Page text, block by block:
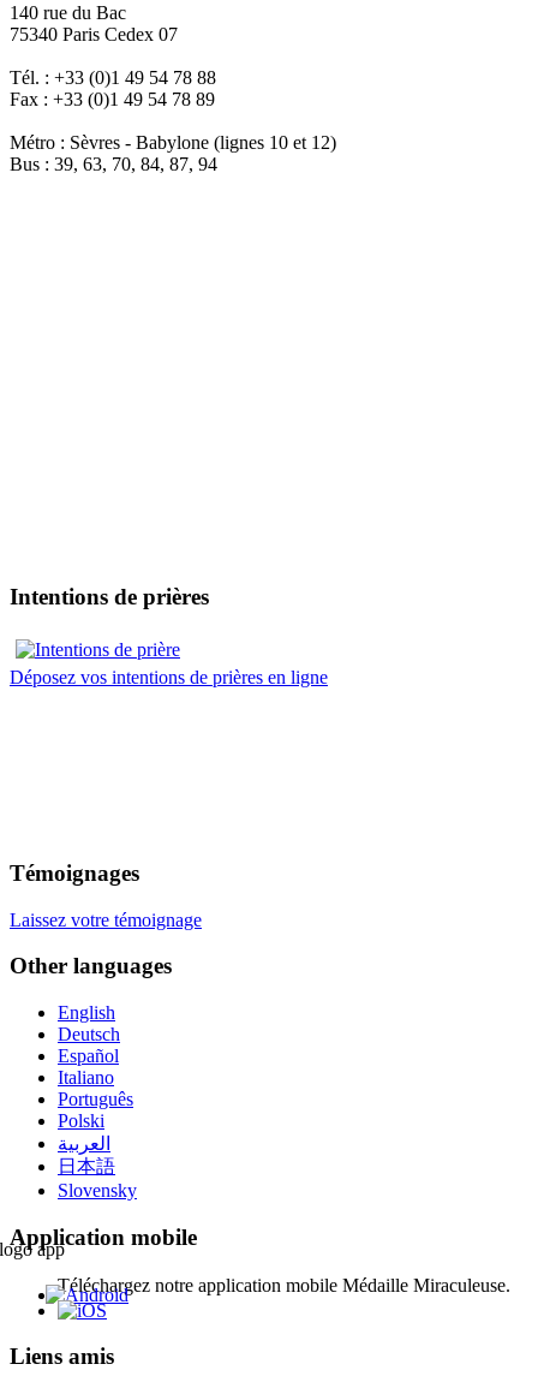
140 rue du Bac
75340 Paris Cedex 07
Tél. : +33 (0)1 49 54 78 88
Fax : +33 (0)1 49 54 78 89
Métro : Sèvres - Babylone (lignes 10 et 12)
Bus : 39, 63, 70, 84, 87, 94
Intentions de prières
Déposez vos intentions de prières en ligne
Témoignages
Laissez votre témoignage
Other languages
English
Deutsch
Español
Italiano
Português
Polski
العربية
日本語
Slovensky
Application mobile
Téléchargez notre application mobile Médaille Miraculeuse.
Liens amis